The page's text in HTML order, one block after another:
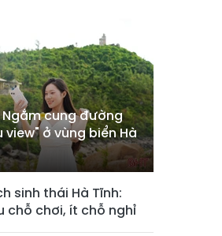
Ngắm cung đường
view" ở vùng biển Hà
sinh thái Hà Tĩnh:
chỗ chơi, ít chỗ nghỉ